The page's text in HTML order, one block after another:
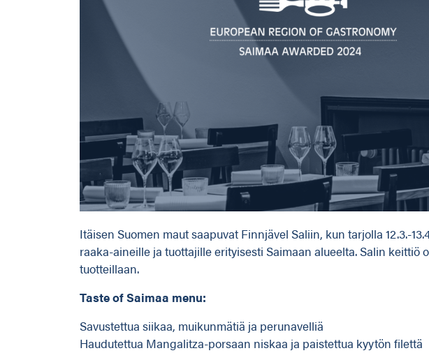
Itäisen Suomen maut saapuvat Finnjävel Saliin, kun tarjolla 12.3.-
raaka-aineille ja tuottajille erityisesti Saimaan alueelta. Salin
tuotteillaan.
Taste of Saimaa menu:
Savustettua siikaa, muikunmätiä ja perunavelliä
Haudutettua Mangalitza-porsaan niskaa ja paistettua kyytön filettä